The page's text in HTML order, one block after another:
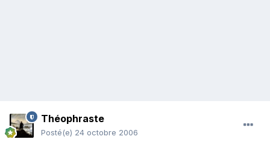
Théophraste
Posté(e) 24 octobre 2006